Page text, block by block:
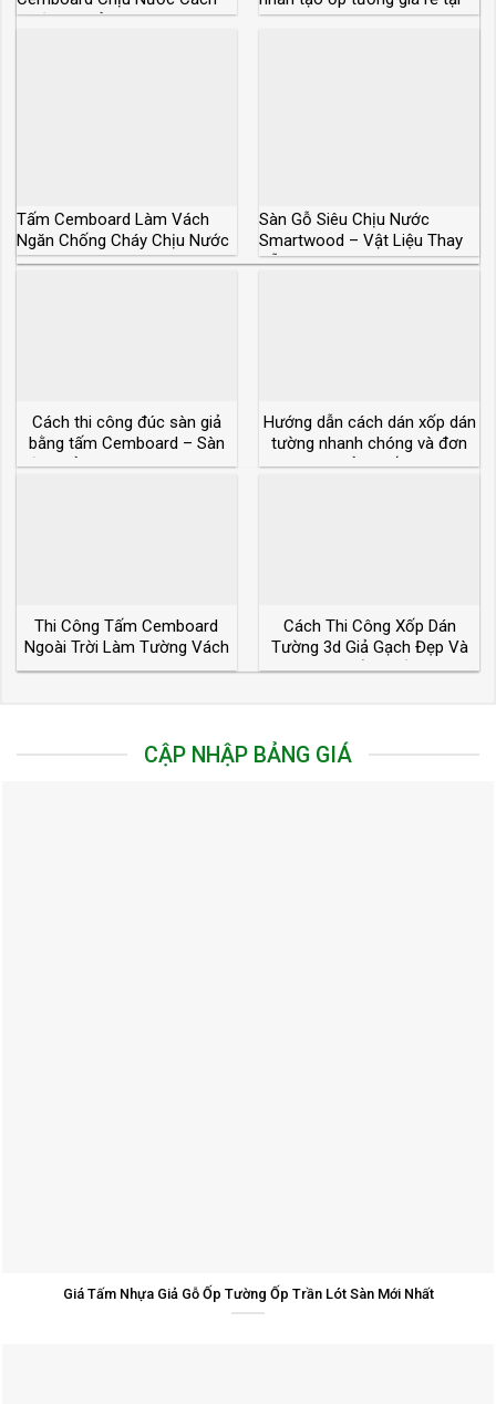
Nhiệt Giá Rẻ
Tphcm
Tấm Cemboard Làm Vách
Ngăn Chống Cháy Chịu Nước
Sàn Gỗ Siêu Chịu Nước
Smartwood – Vật Liệu Thay
Gỗ Tự Nhiên
Cách thi công đúc sàn giả
bằng tấm Cemboard – Sàn
đúc giả chịu lực bao nhiêu?
Hướng dẫn cách dán xốp dán
tường nhanh chóng và đơn
giản nhất
Thi Công Tấm Cemboard
Ngoài Trời Làm Tường Vách
Lót Sàn Lợp Mái
Cách Thi Công Xốp Dán
Tường 3d Giả Gạch Đẹp Và
Chuẩn Nhất
CẬP NHẬP BẢNG GIÁ
Giá Tấm Nhựa Giả Gỗ Ốp Tường Ốp Trần Lót Sàn Mới Nhất